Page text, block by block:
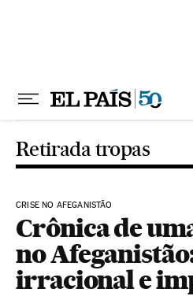
Retirada tropas
CRISE NO AFEGANISTÃO
Crônica de
no
irracional e